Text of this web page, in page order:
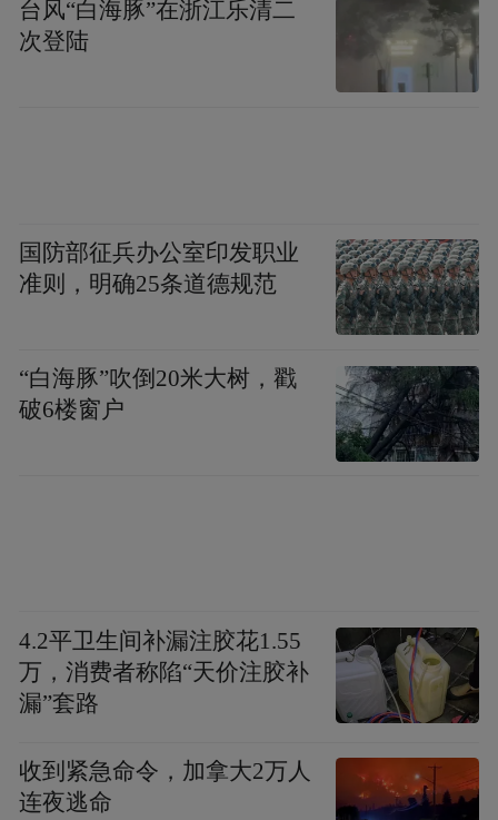
台风“白海豚”在浙江乐清二
次登陆
国防部征兵办公室印发职业
准则，明确25条道德规范
“白海豚”吹倒20米大树，戳
破6楼窗户
4.2平卫生间补漏注胶花1.55
万，消费者称陷“天价注胶补
漏”套路
收到紧急命令，加拿大2万人
连夜逃命